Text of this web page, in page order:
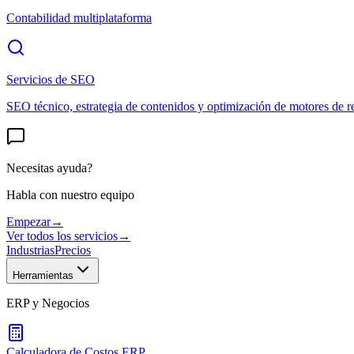
Contabilidad multiplataforma
Servicios de SEO
SEO técnico, estrategia de contenidos y optimización de motores de
Necesitas ayuda?
Habla con nuestro equipo
Empezar→
Ver todos los servicios→
IndustriasPrecios
Herramientas
ERP y Negocios